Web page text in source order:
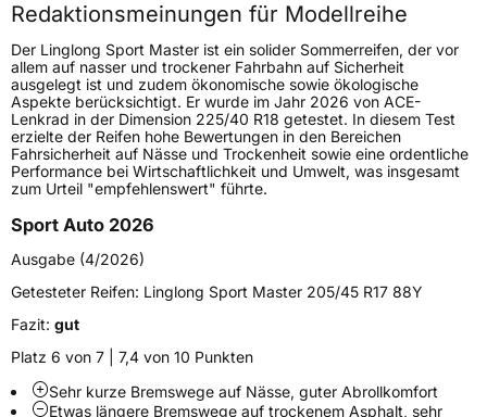
Höchstgeschwindigkeit
300 km/h
Lastindex96
Höchstlast710 kg
Gewicht (in kg)9,64 kg
Generelle Merkmale
FahrzeugtypPKW
VerwendungSommerreifen
ModellnameSport Master
Fahrzeugart
Weitere Eigenschaften
Redaktionsmeinungen für Modellreihe
Der Linglong Sport Master ist ein solider Sommerreifen, der vor
allem auf nasser und trockener Fahrbahn auf Sicherheit
ausgelegt ist und zudem ökonomische sowie ökologische
Aspekte berücksichtigt. Er wurde im Jahr 2026 von ACE-
Lenkrad in der Dimension 225/40 R18 getestet. In diesem Test
erzielte der Reifen hohe Bewertungen in den Bereichen
Fahrsicherheit auf Nässe und Trockenheit sowie eine ordentliche
Performance bei Wirtschaftlichkeit und Umwelt, was insgesamt
zum Urteil "empfehlenswert" führte.
Sport Auto 2026
Ausgabe (4/2026)
Getesteter Reifen: Linglong Sport Master 205/45 R17 88Y
Fazit: gut
Platz 6 von 7 | 7,4 von 10 Punkten
Sehr kurze Bremswege auf Nässe, guter Abrollkomfort
Etwas längere Bremswege auf trockenem Asphalt, sehr